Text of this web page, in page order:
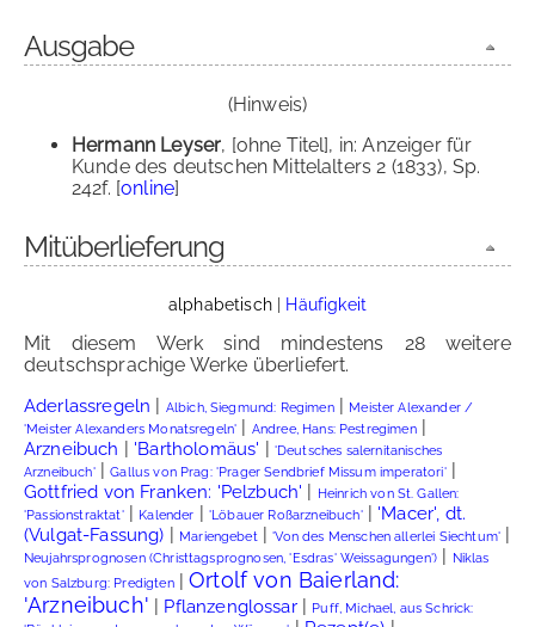
Ausgabe
(Hinweis)
Hermann Leyser, [ohne Titel], in: Anzeiger für
Kunde des deutschen Mittelalters 2 (1833), Sp.
242f. [online]
Mitüberlieferung
alphabetisch| Häufigkeit
Mit diesem Werk sind mindestens 28 weitere
deutschsprachige Werke überliefert.
Aderlassregeln | Albich, Siegmund: Regimen| Meister Alexander /
'Meister Alexanders Monatsregeln' | Andree, Hans: Pestregimen|
Arzneibuch | 'Bartholomäus' | 'Deutsches salernitanisches
Arzneibuch'|Gallus von Prag: 'Prager Sendbrief Missum imperatori'|
Gottfried von Franken: 'Pelzbuch' | Heinrich von St. Gallen:
'Passionstraktat'| Kalender | 'Löbauer Roßarzneibuch'| 'Macer', dt.
(Vulgat-Fassung) | Mariengebet|'Von des Menschen allerlei Siechtum' |
Neujahrsprognosen (Christtagsprognosen, 'Esdras' Weissagungen') | Niklas
von Salzburg: Predigten|Ortolf von Baierland:
'Arzneibuch' | Pflanzenglossar| Puff, Michael, aus Schrick: